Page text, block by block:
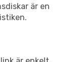
är en